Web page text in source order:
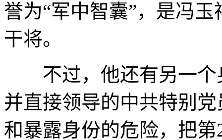
誉为“军中智囊”，是冯
干将。
不过，他还有另一个
并直接领导的中共特别
和暴露身份的危险，把